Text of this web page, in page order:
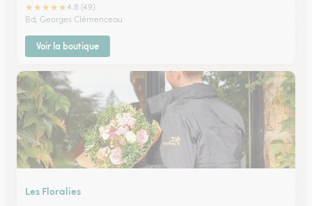
★★★★★4.8 (49)
Bd, Georges Clémenceau
Voir la boutique
Les Floralies